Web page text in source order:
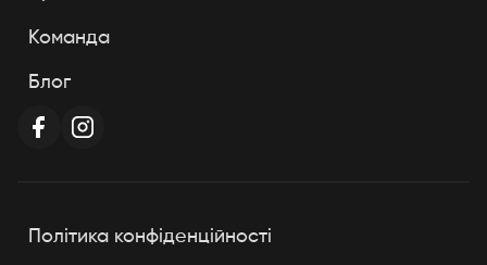
Команда
Блог
Політика конфіденційності